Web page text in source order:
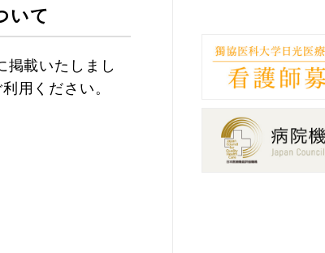
いて
載いたしまし
用ください。